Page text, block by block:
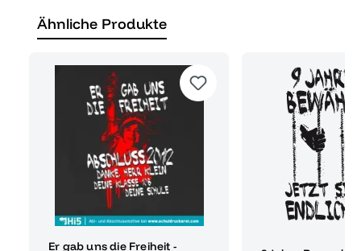
Ähnliche Produkte
Er gab uns die Freiheit -